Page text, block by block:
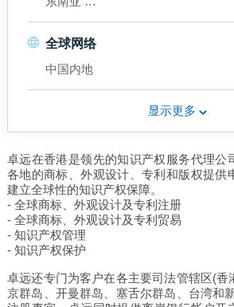
中国内地
香港
全球网络
中国内地
显示更多
卓远在香港是领先的知识产权服务代理公
各地的商标、外观设计、专利和版权提供
建立全球性的知识产权保障。
- 全球商标、外观设计及专利注册
- 全球商标、外观设计及专利贸易
- 知识产权管理
- 知识产权保护
卓远还专门为客户在各主要司法管辖区(香
京群岛、开曼群岛、塞舌尔群岛、台湾和